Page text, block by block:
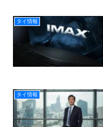
タイ情報
タイ情報